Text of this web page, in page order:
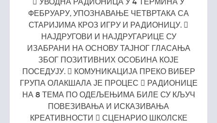
ФЕБРУАРУ, УПОЗНАВАЊЕ ЧЕТВРТАКА СА
СТАРИЈИМА КРОЗ ИГРУ И РАДИОНИЦУ. 
НАЈДРУГОВИ И НАЈДРУГАРИЦЕ СУ
ИЗАБРАНИ НА ОСНОВУ ТАЈНОГ ГЛАСАЊА
ЗБОГ ПОЗИТИВНИХ ОСОБИНА КОЈЕ
ПОСЕДУЈУ.  КОМУНИКАЦИЈА ПРЕКО ВИБЕР
ГРУПА ОЛАКШАЛА ЈЕ ПРОЦЕС  РАДИОНИЦЕ
НА 8 ТЕМА ПО ОДЕЉЕЊИМА БИЛЕ СУ КЉУЧ
ПОВЕЗИВАЊА И ИСКАЗИВАЊА
КРЕАТИВНОСТИ  СЦЕНАРИО ШКОЛСКЕ